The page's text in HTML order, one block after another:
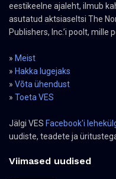
eestikeelne ajaleht, ilmub
asutatud aktsiaseltsi The
Publishers, Inc.’i poolt, mille
» Meist
» Hakka lugejaks
» Võta ühendust
» Toeta VES
Jälgi VES Facebook'i
uudiste, teadete ja
Viimased uudised